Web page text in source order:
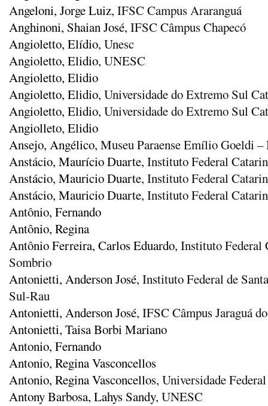
Angeloni, Jorge Luiz, IFSC Campus Araranguá
Anghinoni, Shaian José, IFSC Câmpus Chapecó
Angioletto, Elídio, Unesc
Angioletto, Elidio, UNESC
Angioletto, Elidio
Angioletto, Elidio, Universidade do Extremo Sul
Angioletto, Elidio, Universidade do Extremo Sul
Angiolleto, Elidio
Ansejo, Angélico, Museu Paraense Emílio Goeldi
Anstácio, Maurício Duarte, Instituto Federal
Anstácio, Mauricio Duarte, Instituto Federal
Anstácio, Mauricio Duarte, Instituto Federal
Antônio, Fernando
Antônio, Regina
Antônio Ferreira, Carlos Eduardo, Instituto Federal
Sombrio
Antonietti, Anderson José, Instituto Federal de
Sul-Rau
Antonietti, Anderson José, IFSC Câmpus Jaraguá
Antonietti, Taisa Borbi Mariano
Antonio, Fernando
Antonio, Regina Vasconcellos
Antonio, Regina Vasconcellos, Universidade
Antony Barbosa, Lahys Sandy, UNESC